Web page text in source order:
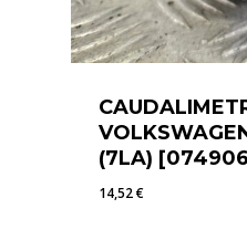
(7LA)
14,52€